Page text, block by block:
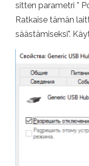
sitten parametri ”
Ratkaise tämän
säästämiseksi".